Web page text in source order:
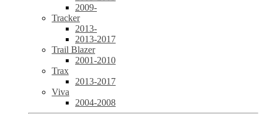
2009-
Tracker
2013-
2013-2017
Trail Blazer
2001-2010
Trax
2013-2017
Viva
2004-2008